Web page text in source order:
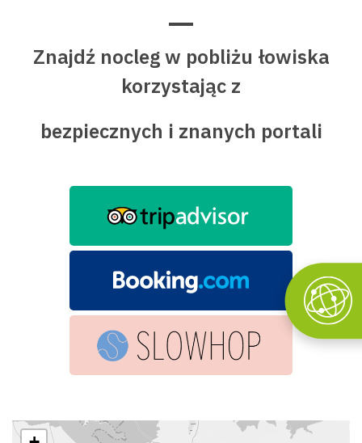
Znajdź nocleg w pobliżu łowiska
korzystając z
bezpiecznych i znanych portali